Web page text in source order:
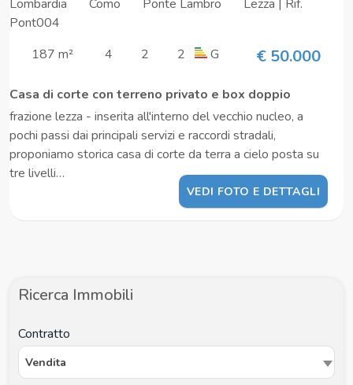
Lombardia Como Ponte Lambro
Lezza | Rif.
Pont004
187 m²
4 2 2 G € 50.000
Casa di corte con terreno privato e box doppio
frazione lezza - inserita all'interno del vecchio nucleo, a
pochi passi dai principali servizi e raccordi stradali,
proponiamo storica casa di corte da terra a cielo posta su
tre livelli…
VEDI FOTO E DETTAGLI
Ricerca Immobili
Contratto
Vendita